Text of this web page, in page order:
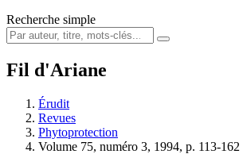
Recherche simple
Fil d'Ariane
Érudit
Revues
Phytoprotection
Volume 75, numéro 3, 1994, p. 113-162